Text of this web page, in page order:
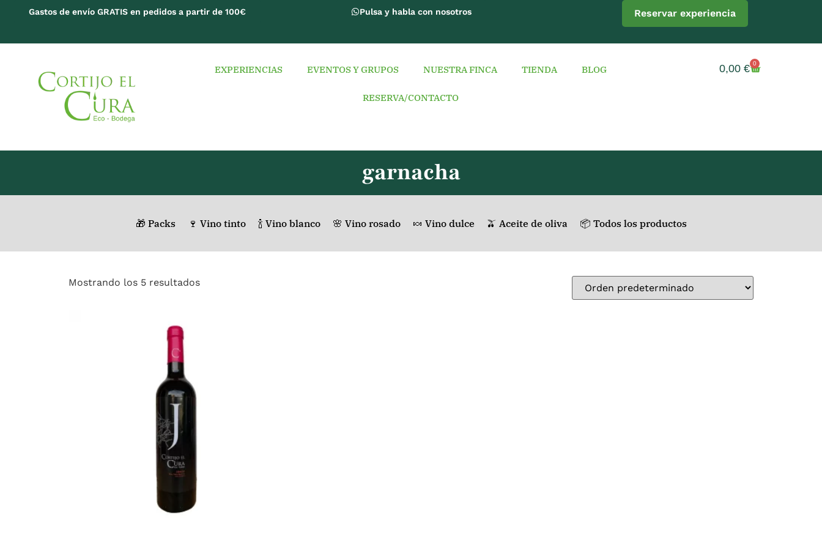
Gastos de envío GRATIS en pedidos a partir de 100€ Pulsa y habla con nosotros Reservar experiencia
EXPERIENCIAS EVENTOS Y GRUPOS NUESTRA FINCA TIENDA BLOG
RESERVA/CONTACTO
0,00€ 0
garnacha
🎁 Packs 🍷 Vino tinto 🍾 Vino blanco 🌸 Vino rosado 🍬 Vino dulce 🫒 Aceite de oliva 📦 Todos los productos
Mostrando los 5 resultados